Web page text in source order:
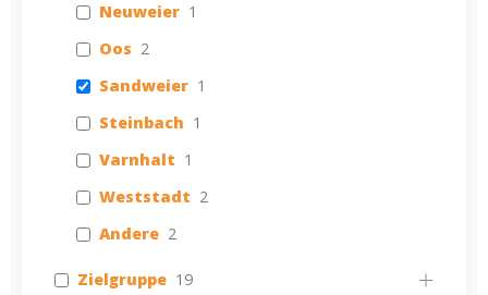
Neuweier 1
Oos 2
Sandweier 1
Steinbach 1
Varnhalt 1
Weststadt 2
Andere 2
Zielgruppe 19